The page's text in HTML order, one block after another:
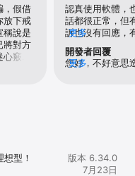
因為互動一開始就建立在
友軟體相比，GRASS 最
外生活的團隊創立。
遇。
，假借
放下戒
稱說是
將對方
竅迷
認真使用軟體，
話都很正常，但
訴也沒有回應，
個會員遇到一
個問題如何解決
是希望能夠對待
更多
開發者回覆
您好，不好意思
更多
型！
版本 6.34.0
7月23日